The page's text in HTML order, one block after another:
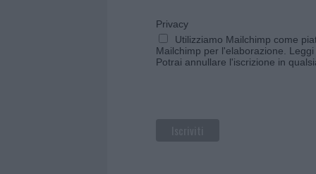
Privacy
Utilizziamo Mailchimp come
Mailchimp per l'elaborazione.
Potrai annullare l'iscrizione in